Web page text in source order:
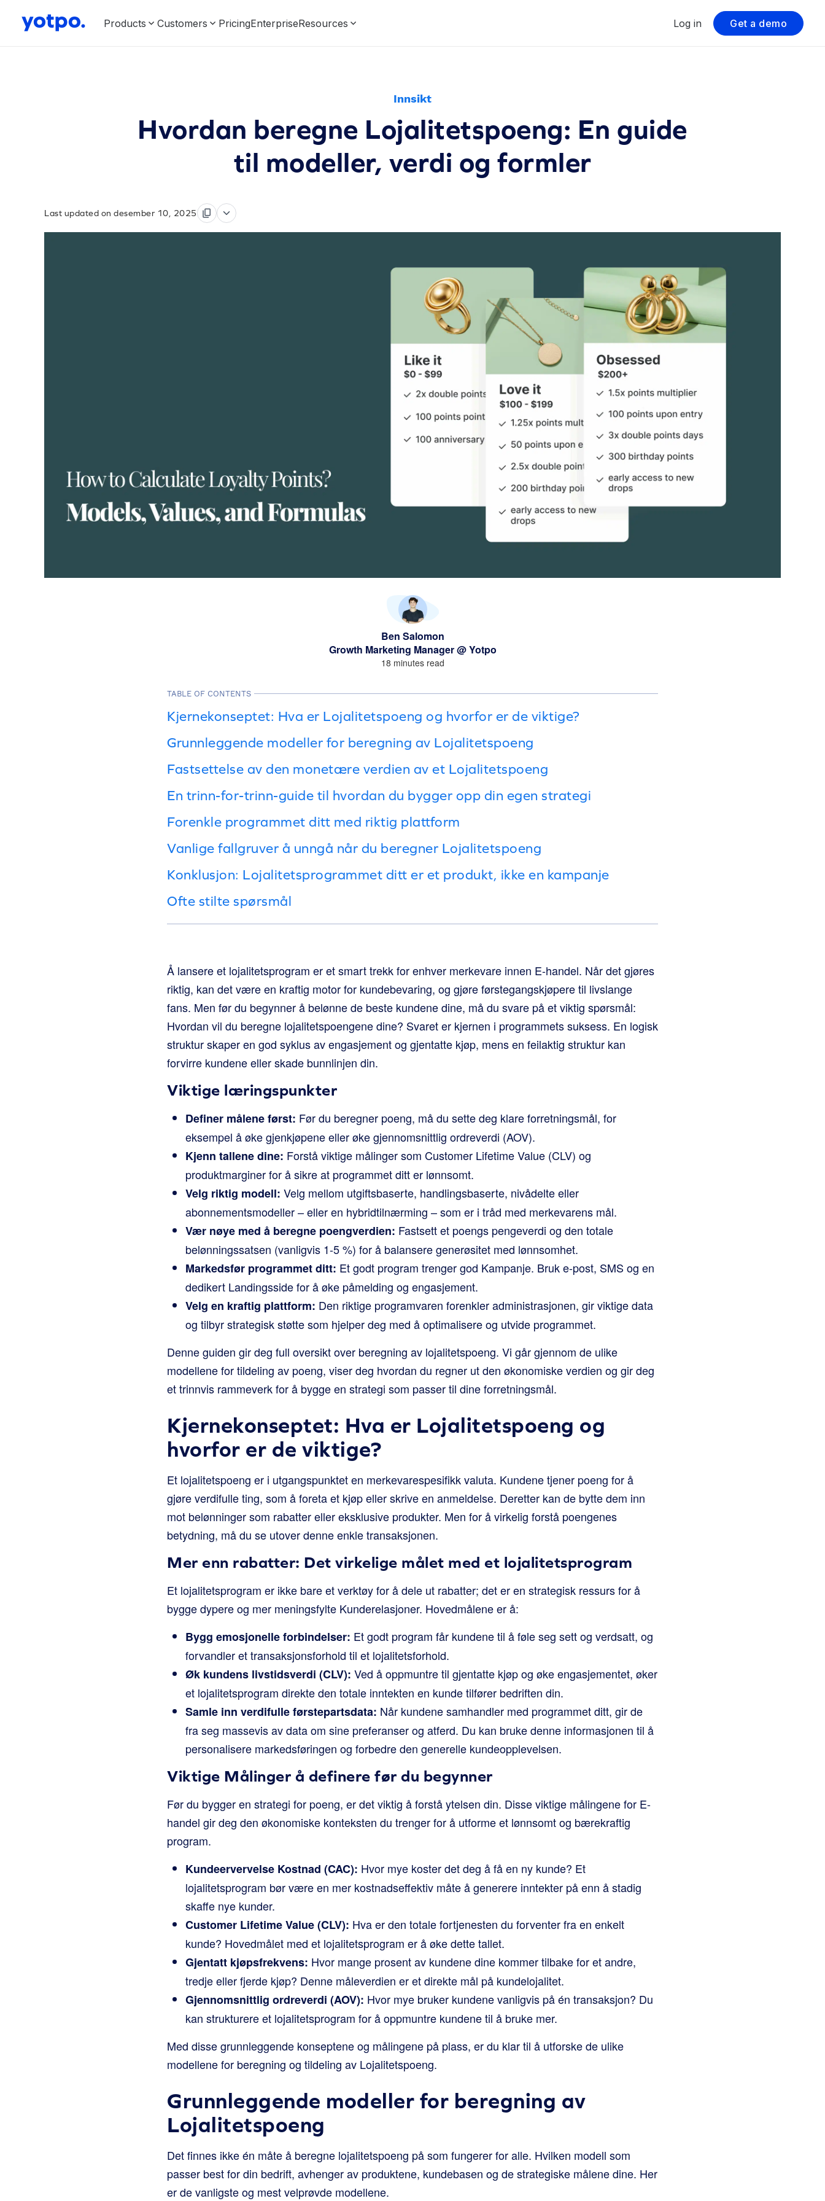
Products Customers PricingEnterpriseResources Log in Get a demo
Innsikt
Hvordan beregne Lojalitetspoeng: En guide
til modeller, verdi og formler
Last updated on desember 10, 2025
Ben Salomon
Growth Marketing Manager @ Yotpo
18 minutes read
TABLE OF CONTENTS
Kjernekonseptet: Hva er Lojalitetspoeng og hvorfor er de viktige?
Grunnleggende modeller for beregning av Lojalitetspoeng
Fastsettelse av den monetære verdien av et Lojalitetspoeng
En trinn-for-trinn-guide til hvordan du bygger opp din egen strategi
Forenkle programmet ditt med riktig plattform
Vanlige fallgruver å unngå når du beregner Lojalitetspoeng
Konklusjon: Lojalitetsprogrammet ditt er et produkt, ikke en kampanje
Ofte stilte spørsmål
Å lansere et lojalitetsprogram er et smart trekk for enhver merkevare innen E-handel. Når det gjøres
riktig, kan det være en kraftig motor for kundebevaring, og gjøre førstegangskjøpere til livslange
fans. Men før du begynner å belønne de beste kundene dine, må du svare på et viktig spørsmål:
Hvordan vil du beregne lojalitetspoengene dine? Svaret er kjernen i programmets suksess. En logisk
struktur skaper en god syklus av engasjement og gjentatte kjøp, mens en feilaktig struktur kan
forvirre kundene eller skade bunnlinjen din.
Viktige læringspunkter
Definer målene først: Før du beregner poeng, må du sette deg klare forretningsmål, for
eksempel å øke gjenkjøpene eller øke gjennomsnittlig ordreverdi (AOV).
Kjenn tallene dine: Forstå viktige målinger som Customer Lifetime Value (CLV) og
produktmarginer for å sikre at programmet ditt er lønnsomt.
Velg riktig modell: Velg mellom utgiftsbaserte, handlingsbaserte, nivådelte eller
abonnementsmodeller – eller en hybridtilnærming – som er i tråd med merkevarens mål.
Vær nøye med å beregne poengverdien: Fastsett et poengs pengeverdi og den totale
belønningssatsen (vanligvis 1-5 %) for å balansere generøsitet med lønnsomhet.
Markedsfør programmet ditt: Et godt program trenger god Kampanje. Bruk e-post, SMS og en
dedikert Landingsside for å øke påmelding og engasjement.
Velg en kraftig plattform: Den riktige programvaren forenkler administrasjonen, gir viktige data
og tilbyr strategisk støtte som hjelper deg med å optimalisere og utvide programmet.
Denne guiden gir deg full oversikt over beregning av lojalitetspoeng. Vi går gjennom de ulike
modellene for tildeling av poeng, viser deg hvordan du regner ut den økonomiske verdien og gir deg
et trinnvis rammeverk for å bygge en strategi som passer til dine forretningsmål.
Kjernekonseptet: Hva er Lojalitetspoeng og
hvorfor er de viktige?
Et lojalitetspoeng er i utgangspunktet en merkevarespesifikk valuta. Kundene tjener poeng for å
gjøre verdifulle ting, som å foreta et kjøp eller skrive en anmeldelse. Deretter kan de bytte dem inn
mot belønninger som rabatter eller eksklusive produkter. Men for å virkelig forstå poengenes
betydning, må du se utover denne enkle transaksjonen.
Mer enn rabatter: Det virkelige målet med et lojalitetsprogram
Et lojalitetsprogram er ikke bare et verktøy for å dele ut rabatter; det er en strategisk ressurs for å
bygge dypere og mer meningsfylte Kunderelasjoner. Hovedmålene er å:
Bygg emosjonelle forbindelser: Et godt program får kundene til å føle seg sett og verdsatt, og
forvandler et transaksjonsforhold til et lojalitetsforhold.
Øk kundens livstidsverdi (CLV): Ved å oppmuntre til gjentatte kjøp og øke engasjementet, øker
et lojalitetsprogram direkte den totale inntekten en kunde tilfører bedriften din.
Samle inn verdifulle førstepartsdata: Når kundene samhandler med programmet ditt, gir de
fra seg massevis av data om sine preferanser og atferd. Du kan bruke denne informasjonen til å
personalisere markedsføringen og forbedre den generelle kundeopplevelsen.
Viktige Målinger å definere før du begynner
Før du bygger en strategi for poeng, er det viktig å forstå ytelsen din. Disse viktige målingene for E-
handel gir deg den økonomiske konteksten du trenger for å utforme et lønnsomt og bærekraftig
program.
Kundeervervelse Kostnad (CAC): Hvor mye koster det deg å få en ny kunde? Et
lojalitetsprogram bør være en mer kostnadseffektiv måte å generere inntekter på enn å stadig
skaffe nye kunder.
Customer Lifetime Value (CLV): Hva er den totale fortjenesten du forventer fra en enkelt
kunde? Hovedmålet med et lojalitetsprogram er å øke dette tallet.
Gjentatt kjøpsfrekvens: Hvor mange prosent av kundene dine kommer tilbake for et andre,
tredje eller fjerde kjøp? Denne måleverdien er et direkte mål på kundelojalitet.
Gjennomsnittlig ordreverdi (AOV): Hvor mye bruker kundene vanligvis på én transaksjon? Du
kan strukturere et lojalitetsprogram for å oppmuntre kundene til å bruke mer.
Med disse grunnleggende konseptene og målingene på plass, er du klar til å utforske de ulike
modellene for beregning og tildeling av Lojalitetspoeng.
Grunnleggende modeller for beregning av
Lojalitetspoeng
Det finnes ikke én måte å beregne lojalitetspoeng på som fungerer for alle. Hvilken modell som
passer best for din bedrift, avhenger av produktene, kundebasen og de strategiske målene dine. Her
er de vanligste og mest velprøvde modellene.